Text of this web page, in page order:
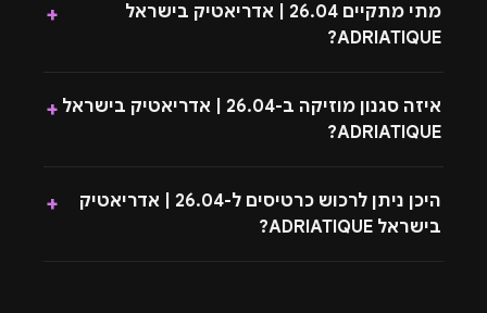
מתי מתקיים 26.04 | אדריאטיק בישראל
ADRIATIQUE?
+
איזה סגנון מוזיקה ב-26.04 | אדריאטיק בישראל
ADRIATIQUE?
+
היכן ניתן לרכוש כרטיסים ל-26.04 | אדריאטיק
בישראל ADRIATIQUE?
+